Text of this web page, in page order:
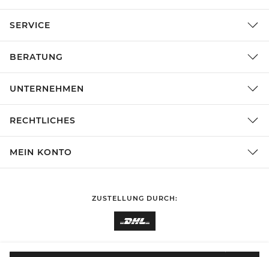
SERVICE
BERATUNG
UNTERNEHMEN
RECHTLICHES
MEIN KONTO
ZUSTELLUNG DURCH: